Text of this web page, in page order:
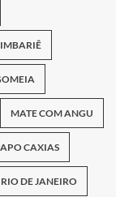
IMBARIÊ
MATE COM ANGU
CAXIAS
RIO DE JANEIRO